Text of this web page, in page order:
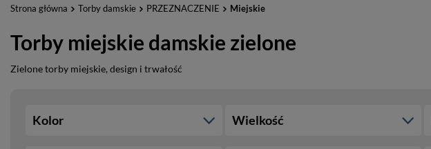
Strona główna Torby damskie PRZEZNACZENIE Miejskie
Torby miejskie damskie zielone
Zielone torby miejskie, design i trwałość
Kolor Wielkość